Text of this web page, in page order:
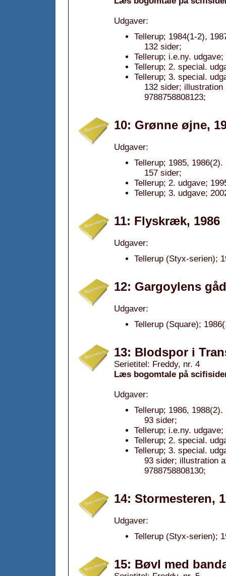
Udgaver:
Tellerup; 1984(1-2),
132 sider;
Tellerup; i.e.ny. udgave;
Tellerup; 2. special.
Tellerup; 3. special.
132 sider; illustration
9788758808123;
10: Grønne øjne,
Udgaver:
Tellerup; 1985, 1986(2).
157 sider;
Tellerup; 2. udgave;
Tellerup; 3. udgave;
11: Flyskræk, 1986
Udgaver:
Tellerup (Styx-serien);
12: Gargoylens
Udgaver:
Tellerup (Square);
13: Blodspor i
Serietitel: Freddy, nr. 4
Læs bogomtale på
Udgaver:
Tellerup; 1986, 1988(2).
93 sider;
Tellerup; i.e.ny. udgave;
Tellerup; 2. special.
Tellerup; 3. special.
93 sider; illustration
9788758808130;
14: Stormesteren,
Udgaver:
Tellerup (Styx-serien);
15: Bøvl med